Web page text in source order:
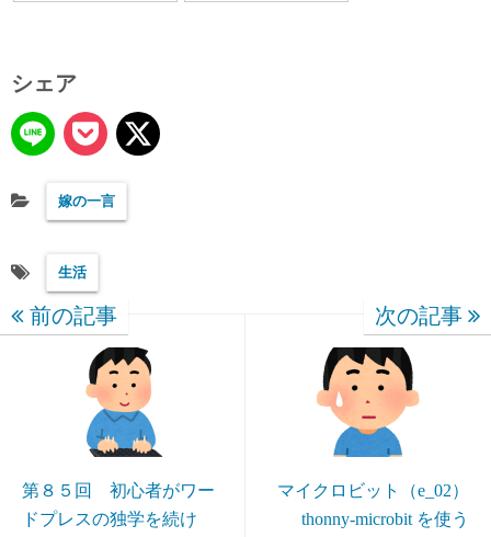
シェア
嫁の一言
生活
前の記事
第８５回 初心者がワー
ドプレスの独学を続け
次の記事
マイクロビット（e_02）
thonny-microbit を使う